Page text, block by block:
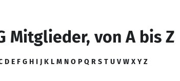
Mitglieder, von A bis Z
D E F G H I J K L M N O P Q R S T U V W X Y Z